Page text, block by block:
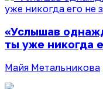
«Услышав
ты уже никогда
Майя Метальникова